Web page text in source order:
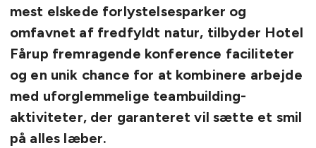
mest elskede forlystelsesparker og
omfavnet af fredfyldt natur, tilbyder Hotel
Fårup fremragende konference faciliteter
og en unik chance for at kombinere arbejde
med uforglemmelige teambuilding-
aktiviteter, der garanteret vil sætte et smil
på alles læber.